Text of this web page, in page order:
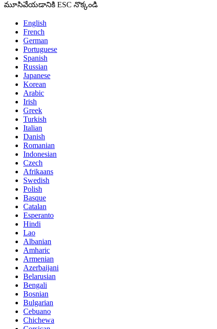
మూసివేయడానికి ESC నొక్కండి
English
French
German
Portuguese
Spanish
Russian
Japanese
Korean
Arabic
Irish
Greek
Turkish
Italian
Danish
Romanian
Indonesian
Czech
Afrikaans
Swedish
Polish
Basque
Catalan
Esperanto
Hindi
Lao
Albanian
Amharic
Armenian
Azerbaijani
Belarusian
Bengali
Bosnian
Bulgarian
Cebuano
Chichewa